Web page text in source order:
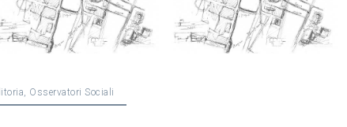
, Osservatori Sociali